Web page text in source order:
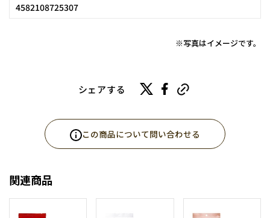
4582108725307
※写真はイメージです。
シェアする
この商品について問い合わせる
関連商品